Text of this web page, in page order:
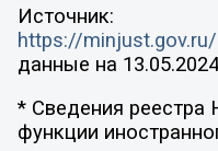
Источник:
https://
данные на 13.05.2024
* Сведения
функции